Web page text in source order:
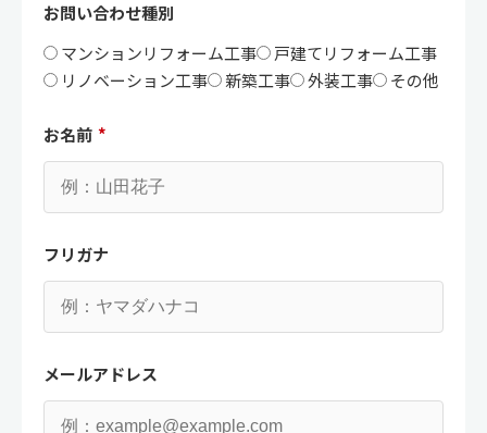
お問い合わせ種別
マンションリフォーム工事
戸建てリフォーム工事
リノベーション工事
新築工事 外装工事 その他
お名前 *
フリガナ
メールアドレス